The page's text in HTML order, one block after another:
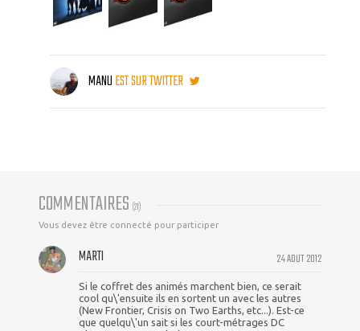
MANUEST SUR TWITTER
COMMENTAIRES (21)
Vous devez être connecté pour participer
24 AOUT 2012
MARTI
Si le coffret des animés marchent bien, ce serait
cool qu\'ensuite ils en sortent un avec les autres
(New Frontier, Crisis on Two Earths, etc...). Est-ce
que quelqu\'un sait si les court-métrages DC